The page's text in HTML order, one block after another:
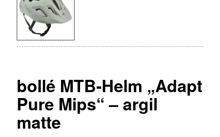
bollé MTB-Helm „Adapt
Pure Mips“ – argil
matte